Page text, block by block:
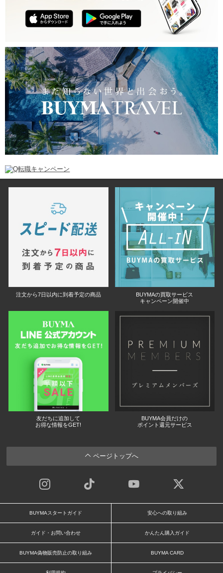
注文から7日以内に到着予定の商品
BUYMAの買取サービス
キャンペーン開催中
友だちに追加して
お得な情報をGET!
BUYMA会員だけの
ポイント還元サービス
ページトップへ
BUYMAスタートガイド 安心への取り組み
ガイド・お問い合わせ かんたん購入ガイド
BUYMA偽物販売防止の取り組み BUYMA CARD